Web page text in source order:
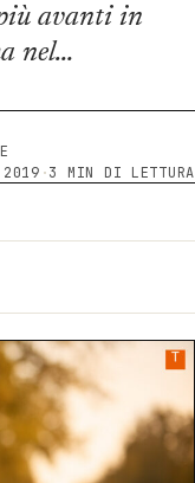
avanti in
nel…
·3 MIN DI LETTURA